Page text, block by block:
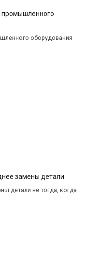
промышленного
оборудования
замены детали
детали не тогда, когда